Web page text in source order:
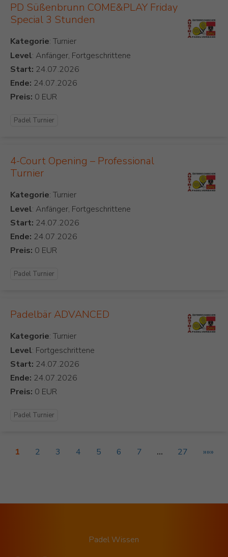
PD Süßenbrunn COME&PLAY Friday
Special 3 Stunden
Kategorie
Level: Anfänger, Fortgeschrittene
Start:
Ende:
Preis:
Padel Turnier
4-Court Opening – Professional
Turnier
Kategorie
Level: Anfänger, Fortgeschrittene
Start:
Ende:
Preis:
Padel Turnier
Padelbär ADVANCED
Kategorie
Level: Fortgeschrittene
Start:
Ende:
Preis:
Padel Turnier
1 2 3 4 5 6 7 … 27 »»»
Padel Wissen